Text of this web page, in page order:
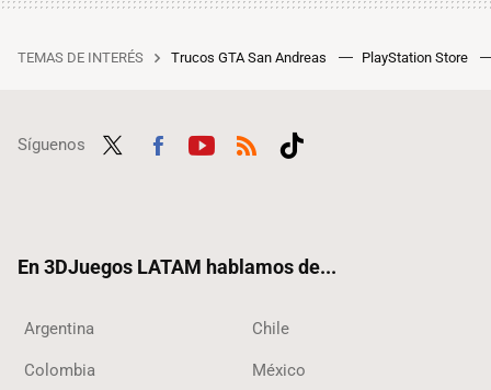
TEMAS DE INTERÉS Trucos GTA San Andreas PlayStation Store
Síguenos
En 3DJuegos LATAM hablamos de...
Argentina Chile
Colombia México